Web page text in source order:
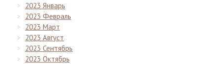
2023 Январь
2023 Февраль
2023 Март
2023 Август
2023 Сентябрь
2023 Октябрь